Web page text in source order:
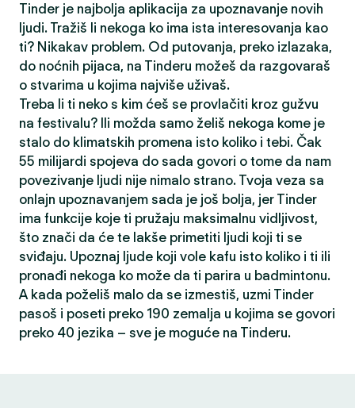
Tinder je najbolja aplikacija za upoznavanje novih
ljudi. Tražiš li nekoga ko ima ista interesovanja kao
ti? Nikakav problem. Od putovanja, preko izlazaka,
do noćnih pijaca, na Tinderu možeš da razgovaraš
o stvarima u kojima najviše uživaš.
Treba li ti neko s kim ćeš se provlačiti kroz gužvu
na festivalu? Ili možda samo želiš nekoga kome je
stalo do klimatskih promena isto koliko i tebi. Čak
55 milijardi spojeva do sada govori o tome da nam
povezivanje ljudi nije nimalo strano. Tvoja veza sa
onlajn upoznavanjem sada je još bolja, jer Tinder
ima funkcije koje ti pružaju maksimalnu vidljivost,
što znači da će te lakše primetiti ljudi koji ti se
sviđaju. Upoznaj ljude koji vole kafu isto koliko i ti ili
pronađi nekoga ko može da ti parira u badmintonu.
A kada poželiš malo da se izmestiš, uzmi Tinder
pasoš i poseti preko 190 zemalja u kojima se govori
preko 40 jezika – sve je moguće na Tinderu.